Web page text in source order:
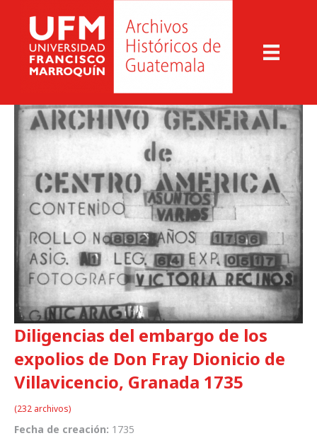
Diligencias del embargo de los
expolios de Don Fray Dionicio de
Villavicencio, Granada 1735
(232 archivos)
Fecha de creación: 1735